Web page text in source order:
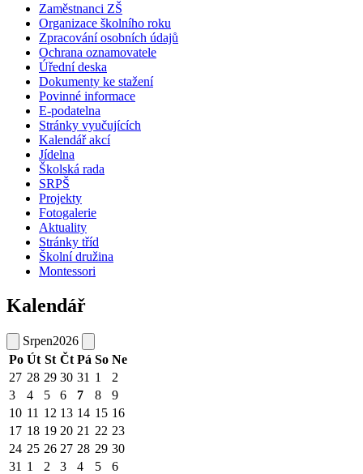
Zaměstnanci ZŠ
Organizace školního roku
Zpracování osobních údajů
Ochrana oznamovatele
Úřední deska
Dokumenty ke stažení
Povinné informace
E-podatelna
Stránky vyučujících
Kalendář akcí
Jídelna
Školská rada
SRPŠ
Projekty
Fotogalerie
Aktuality
Stránky tříd
Školní družina
Montessori
Kalendář
Srpen2026
Po Út St Čt Pá So Ne
27 28 29 30 31 1
2
3
4 5 6 7 8
9
10 11 12 13 14 15 16
17 18 19 20 21 22 23
24 25 26 27 28 29 30
31 1 2 3 4 5 6